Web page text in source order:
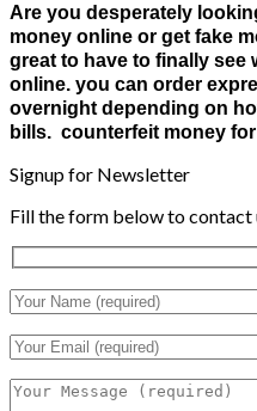
Are you desperately
money online or get fake
great to have to finally see
online. you can order
overnight depending on
bills. counterfeit money
Signup for Newsletter
Fill the form below to contact